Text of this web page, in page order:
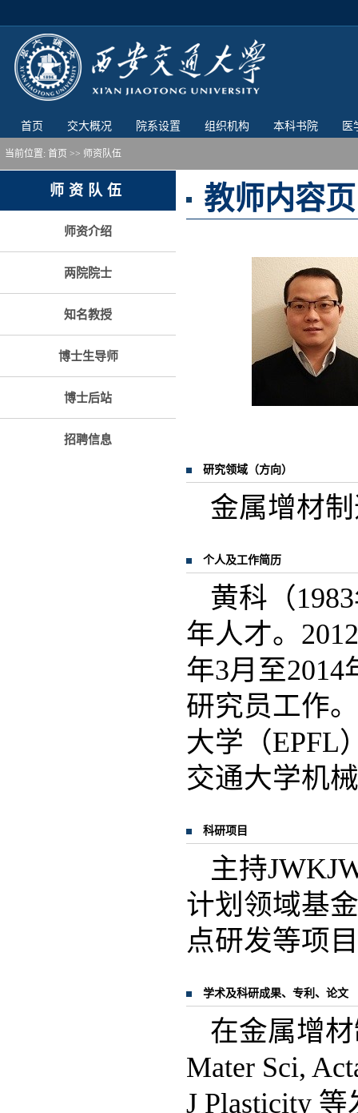
首页 交大概况 院系设置 组织机构 本科书院 医
当前位置: 首页 >> 师资队伍
师资队伍
师资介绍
两院院士
知名教授
博士生导师
博士后站
招聘信息
教师内容页
研究领域（方向）
金属增材
个人及工作简历
黄科（
年人才。
年3月至
研究员工作
大学（EPFL
交通大学机
科研项目
主持
计划领域基
点研发等项
学术及科研成果、专利、论文
在金属增
Mater Sci,
J Plasticity